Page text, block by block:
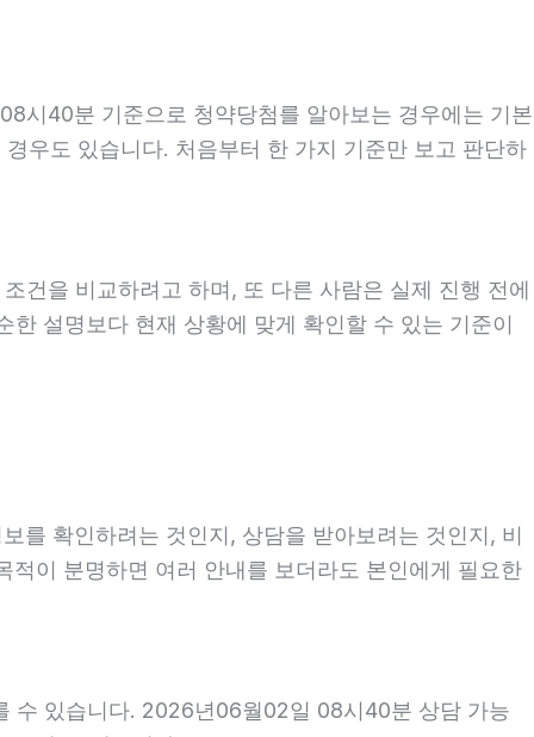
시40분 기준으로 청약당첨를 알아보는 경우에는 기본
우도 있습니다. 처음부터 한 가지 기준만 보고 판단하
건을 비교하려고 하며, 또 다른 사람은 실제 진행 전에
설명보다 현재 상황에 맞게 확인할 수 있는 기준이
를 확인하려는 것인지, 상담을 받아보려는 것인지, 비
이 분명하면 여러 안내를 보더라도 본인에게 필요한
수 있습니다. 2026년06월02일 08시40분 상담 가능